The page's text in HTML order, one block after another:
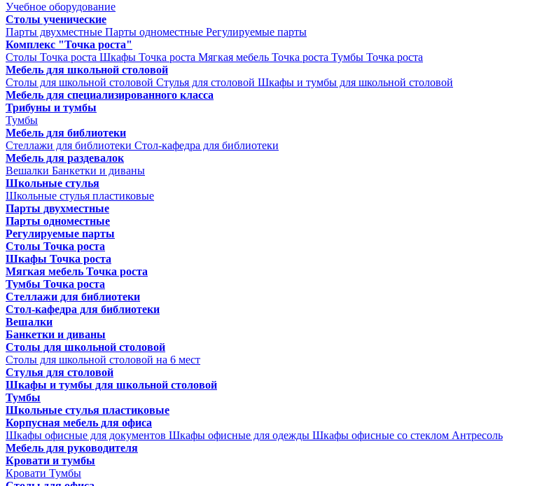
Учебное оборудование
Столы ученические
Парты двухместные Парты одноместные Регулируемые парты
Комплекс "Точка роста"
Столы Точка роста Шкафы Точка роста Мягкая мебель Точка роста Тумбы Точка роста
Мебель для школьной столовой
Столы для школьной столовой Стулья для столовой Шкафы и тумбы для школьной столовой
Мебель для специализированного класса
Трибуны и тумбы
Тумбы
Мебель для библиотеки
Стеллажи для библиотеки Стол-кафедра для библиотеки
Мебель для раздевалок
Вешалки Банкетки и диваны
Школьные стулья
Школьные стулья пластиковые
Парты двухместные
Парты одноместные
Регулируемые парты
Столы Точка роста
Шкафы Точка роста
Мягкая мебель Точка роста
Тумбы Точка роста
Стеллажи для библиотеки
Стол-кафедра для библиотеки
Вешалки
Банкетки и диваны
Столы для школьной столовой
Столы для школьной столовой на 6 мест
Стулья для столовой
Шкафы и тумбы для школьной столовой
Тумбы
Школьные стулья пластиковые
Корпусная мебель для офиса
Шкафы офисные для документов Шкафы офисные для одежды Шкафы офисные со стеклом Антресоль
Мебель для руководителя
Кровати и тумбы
Кровати Тумбы